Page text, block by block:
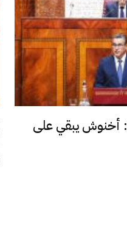
قانون المالية 2027: أخنوش يبقي على